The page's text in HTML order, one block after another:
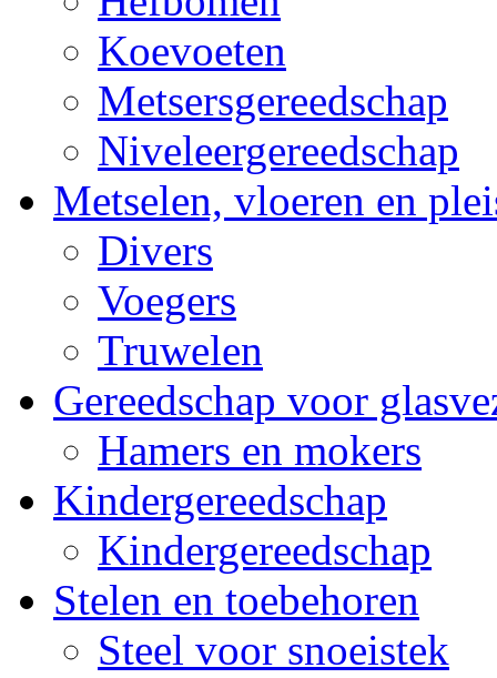
Koevoeten
Metsersgereedschap
Niveleergereedschap
Metselen, vloeren en
Divers
Voegers
Truwelen
Gereedschap voor
Hamers en mokers
Kindergereedschap
Kindergereedschap
Stelen en toebehoren
Steel voor snoeistek